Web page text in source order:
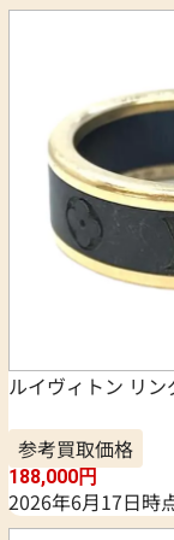
ルイヴィトン リン
参考買取価格
188,000円
2026年6月17日時